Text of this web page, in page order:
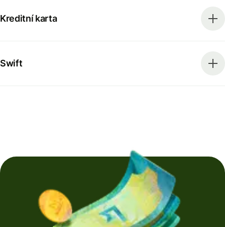
Kreditní karta
Swift